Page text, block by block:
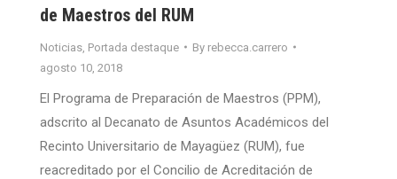
de Maestros del RUM
Noticias Portada destaque By rebecca.carrero
agosto 10, 2018
El Programa de Preparación de Maestros (PPM),
adscrito al Decanato de Asuntos Académicos del
Recinto Universitario de Mayagüez (RUM), fue
reacreditado por el Concilio de Acreditación de